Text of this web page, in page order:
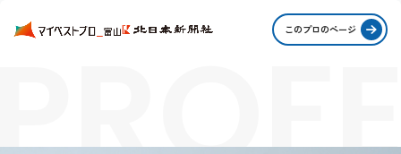
このプロのページ